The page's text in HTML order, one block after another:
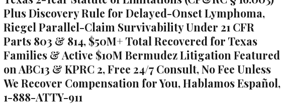
Plus Discovery Rule for Delayed-Onset Lymphoma,
Riegel Parallel-Claim Survivability Under 21 CFR
Parts 803 & 814, $50M+ Total Recovered for Texas
Families & Active $10M Bermudez Litigation Featured
on ABC13 & KPRC 2, Free 24/7 Consult, No Fee Unless
We Recover Compensation for You, Hablamos Español,
1-888-ATTY-911